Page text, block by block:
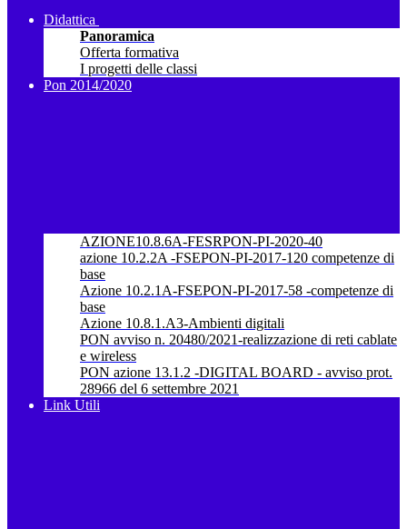
Didattica
Panoramica
Offerta formativa
I progetti delle classi
Pon 2014/2020
AZIONE10.8.6A-FESRPON-PI-2020-40
azione 10.2.2A -FSEPON-PI-2017-120 competenze di
base
Azione 10.2.1A-FSEPON-PI-2017-58 -competenze di
base
Azione 10.8.1.A3-Ambienti digitali
PON avviso n. 20480/2021-realizzazione di reti cablate
e wireless
PON azione 13.1.2 -DIGITAL BOARD - avviso prot.
28966 del 6 settembre 2021
Link Utili